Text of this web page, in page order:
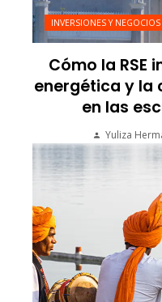
INVERSIONES Y NEGOCIOS
Cómo la RSE
energética y la
en las
Yuliza